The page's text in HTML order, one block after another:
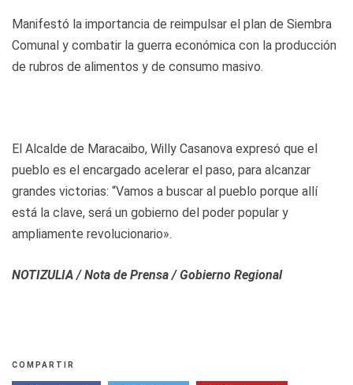
Manifestó la importancia de reimpulsar el plan de Siembra
Comunal y combatir la guerra económica con la producción
de rubros de alimentos y de consumo masivo.
El Alcalde de Maracaibo, Willy Casanova expresó que el
pueblo es el encargado acelerar el paso, para alcanzar
grandes victorias: “Vamos a buscar al pueblo porque allí
está la clave, será un gobierno del poder popular y
ampliamente revolucionario».
NOTIZULIA / Nota de Prensa / Gobierno Regional
COMPARTIR